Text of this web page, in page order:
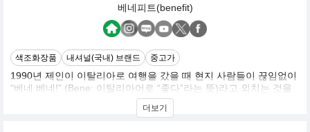
베네피트(benefit)
색조화장품 내셔널(국내) 브랜드 중고가
1990년 제인이 이탈리아로 여행을 갔을 때 현지 사람들이 끊임없이
“베네 베네!” (Bene: 이탈리아어로 “좋다”라는 뜻)라고 외치는 것을
들었고 여행에서 돌아온 후 진과 제인은 “베네”와 딱 어울릴만한 단
더보기